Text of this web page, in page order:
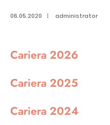
06.05.2020 | administrator
Cariera 2026
Cariera 2025
Cariera 2024